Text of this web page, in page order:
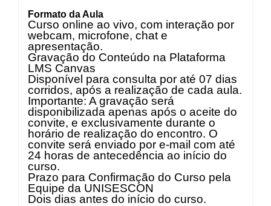
Formato da Aula
Curso online ao vivo, com interação por
webcam, microfone, chat e
apresentação.
Gravação do Conteúdo na Plataforma
LMS Canvas
Disponível para consulta por até 07 dias
corridos, após a realização de cada aula.
Importante: A gravação será
disponibilizada apenas após o aceite do
convite, e exclusivamente durante o
horário de realização do encontro. O
convite será enviado por e-mail com até
24 horas de antecedência ao início do
curso.
Prazo para Confirmação do Curso pela
Equipe da UNISESCON
Dois dias antes do início do curso.